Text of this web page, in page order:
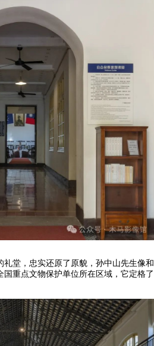
礼堂，忠实还原了原貌，孙中山先生像和
重点文物保护单位所在区域，它定格了